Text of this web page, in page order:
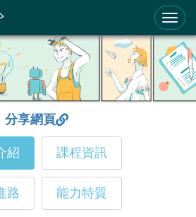
才輔助系統
分享網頁
紹 課程資訊
路 能力特質